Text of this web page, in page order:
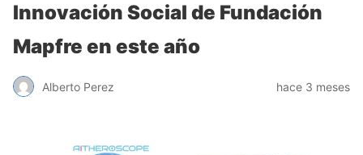
Innovación Social de Fundación
Mapfre en este año
Alberto Perez hace 3 meses